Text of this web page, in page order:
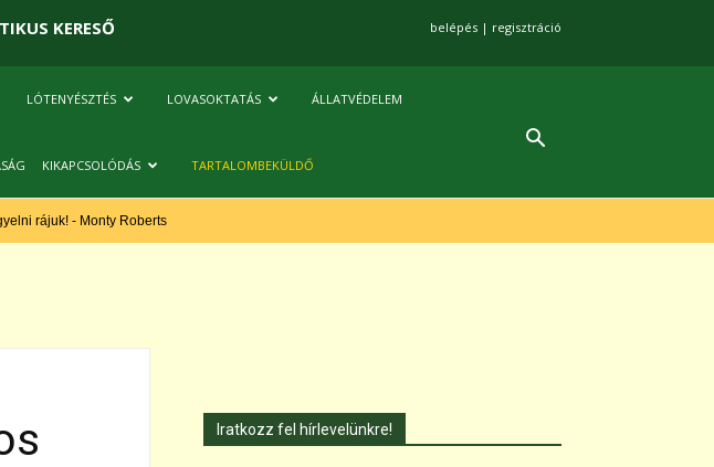
KERESŐ belépés | regisztráció
LÓTENYÉSZTÉS LOVASOKTATÁS ÁLLATVÉDELEM
KIKAPCSOLÓDÁS TARTALOMBEKÜLDŐ
rájuk! - Monty Roberts
Iratkozz fel hírlevelünkre!